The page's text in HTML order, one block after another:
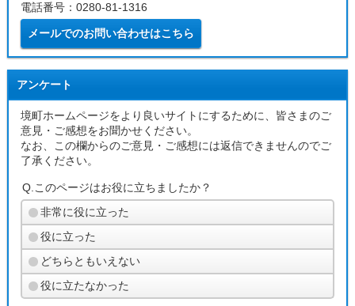
電話番号：0280-81-1316
メールでのお問い合わせはこちら
アンケート
境町ホームページをより良いサイトにするために、皆さまのご
意見・ご感想をお聞かせください。
なお、この欄からのご意見・ご感想には返信できませんのでご
了承ください。
Q.このページはお役に立ちましたか？
非常に役に立った
役に立った
どちらともいえない
役に立たなかった